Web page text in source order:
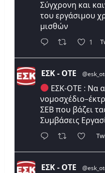
Σύγχρονη και
του εργάσιμου
μισθών
1
ΕΣΚ - ΟΤΕ
ΕΣΚ-ΟΤΕ : Να
ΣΕΒ που βάζει
Συμβάσεις
ΕΣΚ - ΟΤΕ